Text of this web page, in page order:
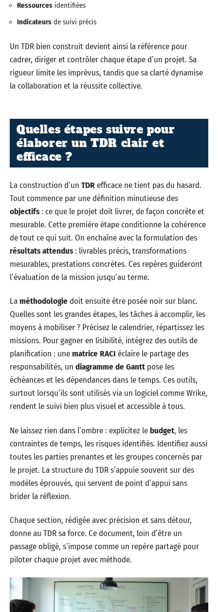
Ressources identifiées
Indicateurs de suivi précis
Un TDR bien construit devient ainsi la référence pour
cadrer, diriger et contrôler chaque étape d’un projet. Sa
rigueur limite les imprévus, tandis que sa clarté dynamise
la collaboration et la réussite collective.
Quelles étapes suivre pour
élaborer un TDR clair et
efficace ?
La construction d’un TDRefficace ne tient pas du hasard.
Tout commence par une définition minutieuse des
objectifs: ce que le projet doit livrer, de façon concrète et
mesurable. Cette première étape conditionne la cohérence
de tout ce qui suit. On enchaîne avec la formulation des
résultats attendus: livrables précis, transformations
mesurables, prestations concrètes. Ces repères guideront
l’évaluation de la mission jusqu’au terme.
Laméthodologiedoit ensuite être posée noir sur blanc.
Quelles sont les grandes étapes, les tâches à accomplir, les
moyens à mobiliser ? Précisez le calendrier, répartissez les
missions. Pour gagner en lisibilité, intégrez des outils de
planification : unematrice RACI éclaire le partage des
responsabilités, un diagramme de Gantt pose les
échéances et les dépendances dans le temps. Ces outils,
surtout lorsqu’ils sont utilisés via un logiciel comme Wrike,
rendent le suivi bien plus visuel et accessible à tous.
Ne laissez rien dans l’ombre : explicitez lebudget, les
contraintes de temps, les risques identifiés. Identifiez aussi
toutes les parties prenantes et les groupes concernés par
le projet. La structure du TDR s’appuie souvent sur des
modèles éprouvés, qui servent de point d’appui sans
brider la réflexion.
Chaque section, rédigée avec précision et sans détour,
donne au TDR sa force. Ce document, loin d’être un
passage obligé, s’impose comme un repère partagé pour
piloter chaque projet avec méthode.